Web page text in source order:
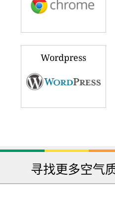
Wordpress
寻找更多空气